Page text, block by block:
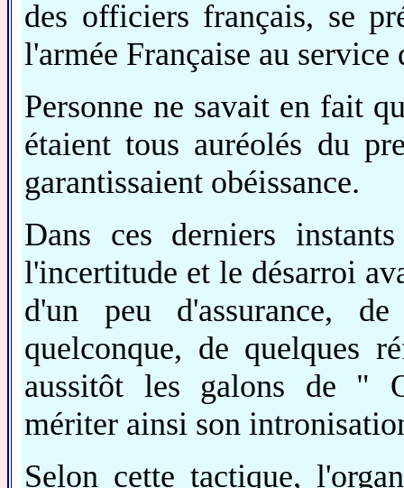
des officiers français, se
l'armée Française au
Personne ne savait en fait
étaient tous auréolés du
garantissaient obéissance.
Dans ces derniers
l'incertitude et le désarroi
d'un peu d'assurance,
quelconque, de quelques
aussitôt les galons de "
mériter ainsi son
Selon cette tactique,